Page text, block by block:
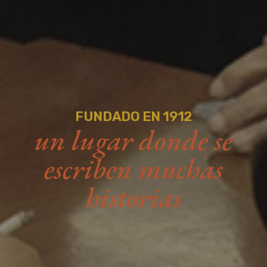
FUNDADO EN 1912
un lugar donde se
escriben muchas
historias